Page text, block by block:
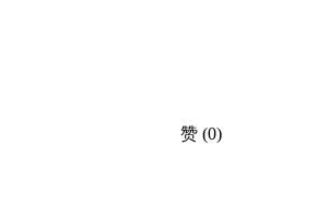
赞 (0)